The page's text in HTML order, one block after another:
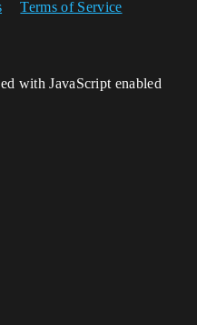
Terms of Service
with JavaScript enabled